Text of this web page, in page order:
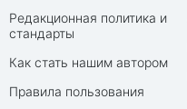
Редакционная политика и
стандарты
Как стать нашим автором
Правила пользования